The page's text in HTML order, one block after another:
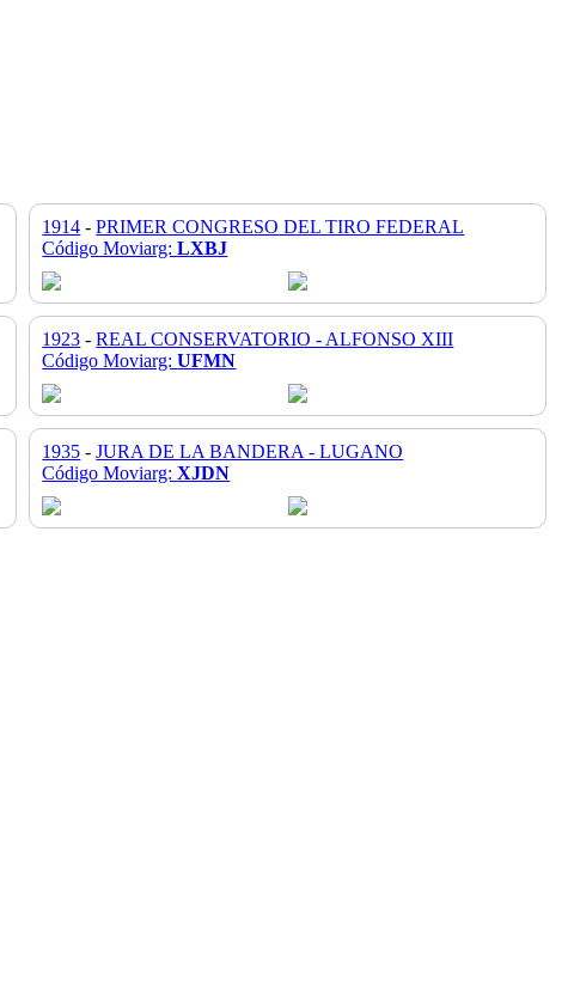
1914 -PRIMER CONGRESO DEL TIRO FEDERAL
Código Moviarg:LXBJ
1923 -REAL CONSERVATORIO - ALFONSO XIII
Código Moviarg:UFMN
1935 -JURA DE LA BANDERA - LUGANO
Código Moviarg:XJDN